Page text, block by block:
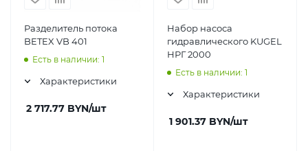
Разделитель потока
BETEX VB 401
Есть в наличии: 1
Характеристики
2 717.77 BYN/шт
Набор насоса
гидравлического KUGEL
НРГ 2000
Есть в наличии: 1
Характеристики
1 901.37 BYN/шт